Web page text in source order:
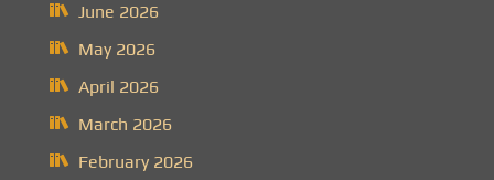
June 2026
May 2026
April 2026
March 2026
February 2026